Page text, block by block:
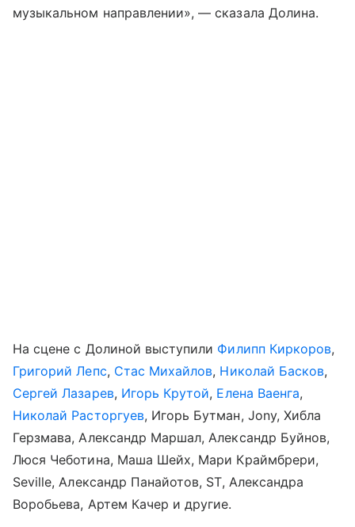
музыкальном направлении», — сказала Долина.
На сцене с Долиной выступили Филипп Киркоров,
Григорий Лепс, Стас Михайлов, Николай Басков,
Сергей Лазарев, Игорь Крутой, Елена Ваенга,
Николай Расторгуев, Игорь Бутман, Jony, Хибла
Герзмава, Александр Маршал, Александр Буйнов,
Люся Чеботина, Маша Шейх, Мари Краймбрери,
Seville, Александр Панайотов, SТ, Александра
Воробьева, Артем Качер и другие.